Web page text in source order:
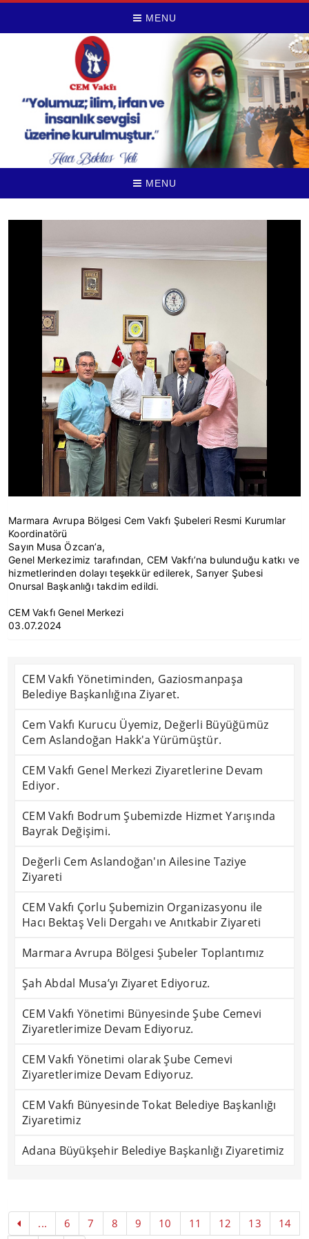
MENU
MENU
Marmara Avrupa Bölgesi Cem Vakfı Şubeleri Resmi Kurumlar
Koordinatörü
Sayın Musa Özcan’a,
Genel Merkezimiz tarafından, CEM Vakfı’na bulunduğu katkı ve
hizmetlerinden dolayı teşekkür edilerek, Sarıyer Şubesi
Onursal Başkanlığı takdim edildi.
CEM Vakfı Genel Merkezi
03.07.2024
CEM Vakfı Yönetiminden, Gaziosmanpaşa
Belediye Başkanlığına Ziyaret.
Cem Vakfı Kurucu Üyemiz, Değerli Büyüğümüz
Cem Aslandoğan Hakk'a Yürümüştür.
CEM Vakfı Genel Merkezi Ziyaretlerine Devam
Ediyor.
CEM Vakfı Bodrum Şubemizde Hizmet Yarışında
Bayrak Değişimi.
Değerli Cem Aslandoğan'ın Ailesine Taziye
Ziyareti
CEM Vakfı Çorlu Şubemizin Organizasyonu ile
Hacı Bektaş Veli Dergahı ve Anıtkabir Ziyareti
Marmara Avrupa Bölgesi Şubeler Toplantımız
Şah Abdal Musa’yı Ziyaret Ediyoruz.
CEM Vakfı Yönetimi Bünyesinde Şube Cemevi
Ziyaretlerimize Devam Ediyoruz.
CEM Vakfı Yönetimi olarak Şube Cemevi
Ziyaretlerimize Devam Ediyoruz.
CEM Vakfı Bünyesinde Tokat Belediye Başkanlığı
Ziyaretimiz
Adana Büyükşehir Belediye Başkanlığı Ziyaretimiz
... 6 7 8 9 10 11 12 13 14